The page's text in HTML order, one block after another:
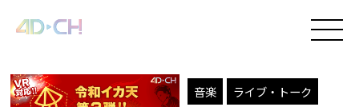
音楽 ライブ・トーク